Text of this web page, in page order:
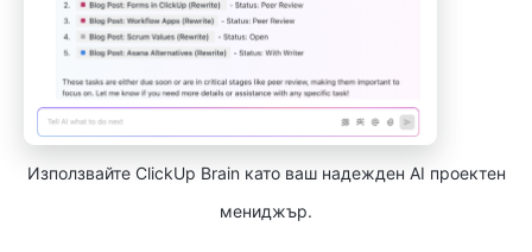
Използвайте ClickUp Brain като ваш надежден AI проектен
мениджър.